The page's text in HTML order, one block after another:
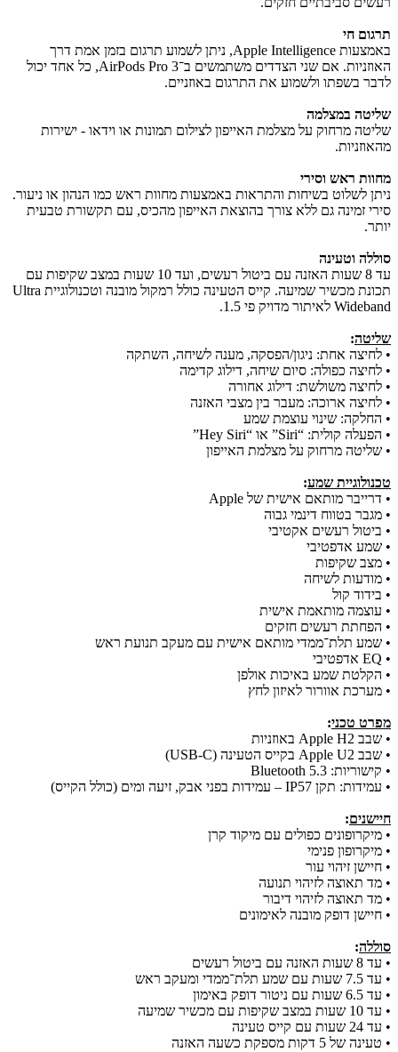
תרגום חי
באמצעות Apple Intelligence, ניתן לשמוע תרגום בזמן אמת דרך
האוזניות. אם שני הצדדים משתמשים ב־AirPods Pro 3, כל אחד יכול
לדבר בשפתו ולשמוע את התרגום באוזניים.
שליטה במצלמה
שליטה מרחוק על מצלמת האייפון לצילום תמונות או וידאו - ישירות
מהאוזניות.
מחוות ראש וסירי
ניתן לשלוט בשיחות והתראות באמצעות מחוות ראש כמו הנהון או ניעור.
סירי זמינה גם ללא צורך בהוצאת האייפון מהכיס, עם תקשורת טבעית
יותר.
סוללה וטעינה
עד 8 שעות האזנה עם ביטול רעשים, ועד 10 שעות במצב שקיפות עם
תכונת מכשיר שמיעה. קייס הטעינה כולל רמקול מובנה וטכנולוגיית Ultra
Wideband לאיתור מדויק פי 1.5.
שליטה:
• לחיצה אחת: ניגון/הפסקה, מענה לשיחה, השתקה
• לחיצה כפולה: סיום שיחה, דילוג קדימה
• לחיצה משולשת: דילוג אחורה
• לחיצה ארוכה: מעבר בין מצבי האזנה
• החלקה: שינוי עוצמת שמע
• הפעלה קולית: “Siri” או “Hey Siri”
• שליטה מרחוק על מצלמת האייפון
טכנולוגיית שמע:
• דרייבר מותאם אישית של Apple
• מגבר בטווח דינמי גבוה
• ביטול רעשים אקטיבי
• שמע אדפטיבי
• מצב שקיפות
• מודעות לשיחה
• בידוד קול
• עוצמה מותאמת אישית
• הפחתת רעשים חזקים
• שמע תלת־ממדי מותאם אישית עם מעקב תנועת ראש
• EQ אדפטיבי
• הקלטת שמע באיכות אולפן
• מערכת אוורור לאיזון לחץ
מפרט טכני:
• שבב Apple H2 באוזניות
• שבב Apple U2 בקייס הטעינה (USB‑C)
• קישוריות: Bluetooth 5.3
• עמידות: תקן IP57 – עמידות בפני אבק, זיעה ומים (כולל הקייס)
חיישנים:
• מיקרופונים כפולים עם מיקוד קרן
• מיקרופון פנימי
• חיישן זיהוי עור
• מד תאוצה לזיהוי תנועה
• מד תאוצה לזיהוי דיבור
• חיישן דופק מובנה לאימונים
סוללה:
• עד 8 שעות האזנה עם ביטול רעשים
• עד 7.5 שעות עם שמע תלת־ממדי ומעקב ראש
• עד 6.5 שעות עם ניטור דופק באימון
• עד 10 שעות במצב שקיפות עם מכשיר שמיעה
• עד 24 שעות עם קייס טעינה
• טעינה של 5 דקות מספקת כשעה האזנה